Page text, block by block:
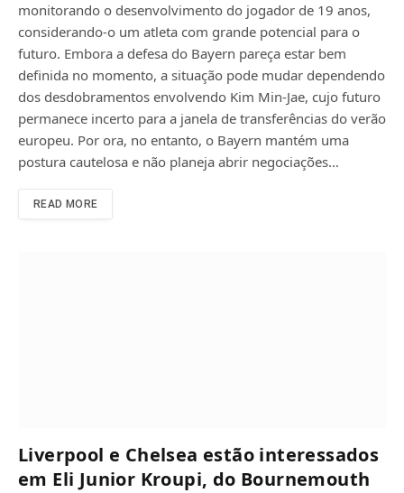
monitorando o desenvolvimento do jogador de 19 anos,
considerando-o um atleta com grande potencial para o
futuro. Embora a defesa do Bayern pareça estar bem
definida no momento, a situação pode mudar dependendo
dos desdobramentos envolvendo Kim Min-Jae, cujo futuro
permanece incerto para a janela de transferências do verão
europeu. Por ora, no entanto, o Bayern mantém uma
postura cautelosa e não planeja abrir negociações…
READ MORE
Liverpool e Chelsea estão interessados
em Eli Junior Kroupi, do Bournemouth